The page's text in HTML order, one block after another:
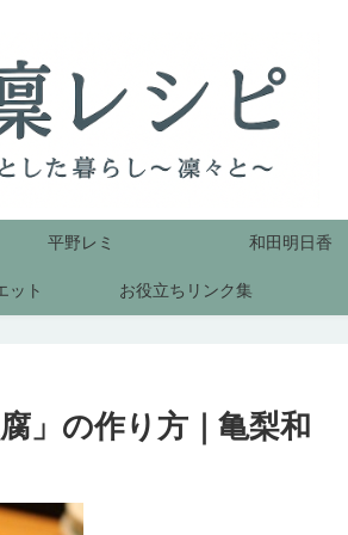
平野レミ 和田明日香
ット お役立ちリンク集
」の作り方｜亀梨和